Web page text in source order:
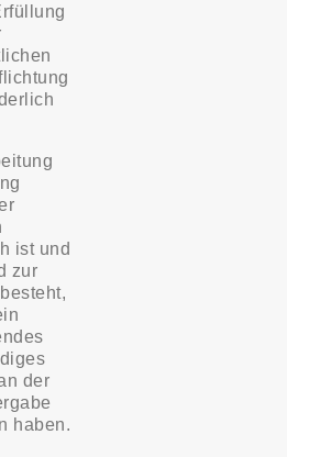
ist und
zur
der
haben.